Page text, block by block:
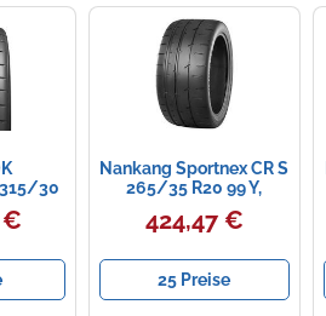
30
FSL
€
Nankang Sportnex CR S
265/35 R20 99 Y,
Sommerreifen
424,47 €
25 Preise